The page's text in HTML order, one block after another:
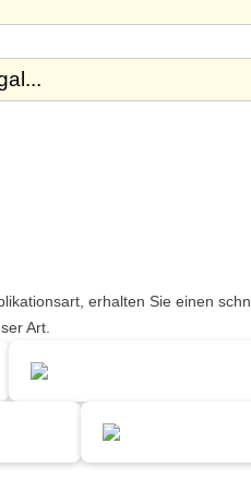
erhalten Sie einen
Art.